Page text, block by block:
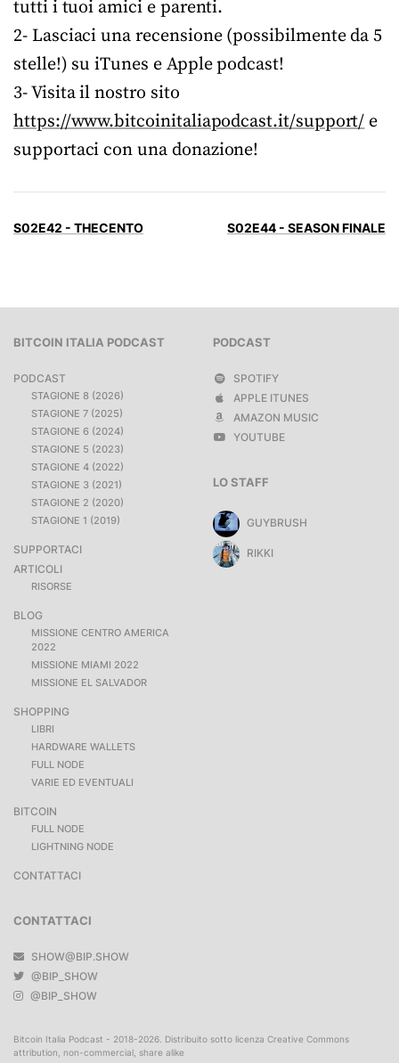
tutti i tuoi amici e parenti.
2- Lasciaci una recensione (possibilmente da 5
stelle!) su iTunes e Apple podcast!
3- Visita il nostro sito
https://www.bitcoinitaliapodcast.it/support/e
supportaci con una donazione!
S02E42 - THECENTO S02E44 - SEASON FINALE
BITCOIN ITALIA PODCAST
PODCAST
STAGIONE 8 (2026)
STAGIONE 7 (2025)
STAGIONE 6 (2024)
STAGIONE 5 (2023)
STAGIONE 4 (2022)
STAGIONE 3 (2021)
STAGIONE 2 (2020)
STAGIONE 1 (2019)
SUPPORTACI
ARTICOLI
RISORSE
BLOG
MISSIONE CENTRO AMERICA
2022
MISSIONE MIAMI 2022
MISSIONE EL SALVADOR
SHOPPING
LIBRI
HARDWARE WALLETS
FULL NODE
VARIE ED EVENTUALI
BITCOIN
FULL NODE
LIGHTNING NODE
CONTATTACI
PODCAST
SPOTIFY
APPLE ITUNES
AMAZON MUSIC
YOUTUBE
CONTATTACI
SHOW@BIP.SHOW
@BIP_SHOW
@BIP_SHOW
LO STAFF
GUYBRUSH
RIKKI
Bitcoin Italia Podcast - 2018-2026. Distribuito sotto licenza Creative Commons
attribution, non-commercial, share alike